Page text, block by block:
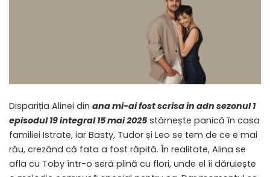
Dispariția Alinei din ana mi-ai fost scrisa in adn sezonul 1
episodul 19 integral 15 mai 2025 stârnește panică în casa
familiei Istrate, iar Basty, Tudor și Leo se tem de ce e mai
rău, crezând că fata a fost răpită. În realitate, Alina se
afla cu Toby într-o seră plină cu flori, unde el îi dăruiește